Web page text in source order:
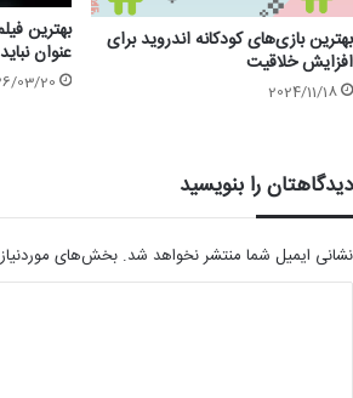
بهترین بازی‌های کودکانه اندروید برای
افزایش خلاقیت
2024/11/18
بهترین
عنوان
03/20
دیدگاهتان را بنویسید
نشانی ایمیل شما منتشر نخواهد شد. بخش‌های